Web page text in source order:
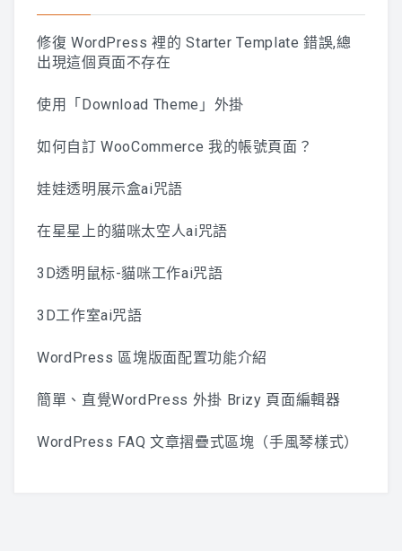
修復 WordPress 裡的 Starter Template 錯誤,總
出現這個頁面不存在
使用「Download Theme」外掛
如何自訂 WooCommerce 我的帳號頁面？
娃娃透明展示盒ai咒語
在星星上的貓咪太空人ai咒語
3D透明鼠标-貓咪工作ai咒語
3D工作室ai咒語
WordPress 區塊版面配置功能介紹
簡單、直覺WordPress 外掛 Brizy 頁面編輯器
WordPress FAQ 文章摺疊式區塊（手風琴樣式）